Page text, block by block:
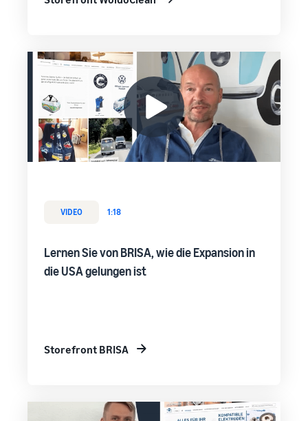
VIDEO 1:18
Lernen Sie von BRISA, wie die Expansion in
die USA gelungen ist
Storefront BRISA